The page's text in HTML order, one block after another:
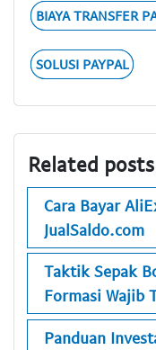
BIAYA TRANSFER
SOLUSI PAYPAL
Related posts
Cara Bayar
JualSaldo.com
Taktik Sepak
Formasi Wajib
Panduan